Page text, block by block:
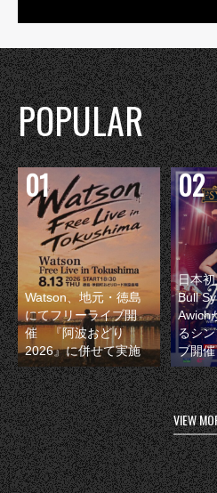
POPULAR
Watson、地元・徳島
にてフリーライブ開
催 『阿波おどり
2026』に併せて実施
日本
Bull
Awich
るシ
ブ開催
VIEW